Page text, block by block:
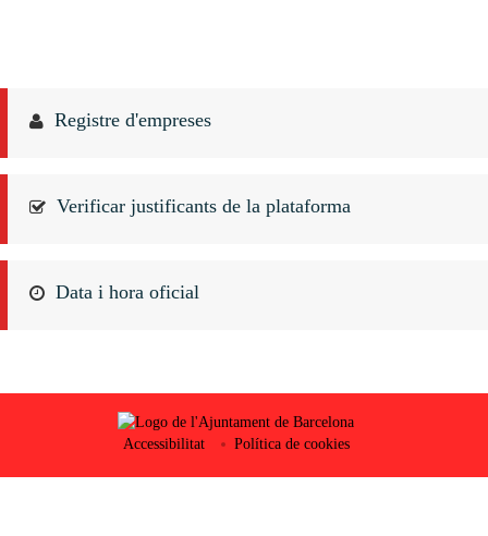
Registre d'empreses
Verificar justificants de la plataforma
Data i hora oficial
Accessibilitat Política de cookies